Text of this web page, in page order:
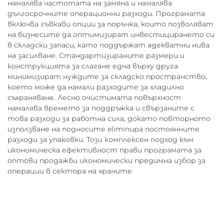
намалява частотата на замяна и намалява
дългосрочните операционни разходи. Програмата
включва гъвкави опции за поръчка, които позволяват
на бизнесите да оптимизират инвестицирането си
в складски запаси, като поддържат адекватни нива
на засилване. Стандартизираните размери и
конструкцията за слагане една върху друга
минимизират нуждите за складско пространство,
което може да намали разходите за хладилно
съхраняване. Лесно очистимата повърхност
намалява времето за поддръжка и свързаните с
това разходи за работна сила, докато повторното
използване на подносите eliminира постоянните
разходи за упаковки. Този комплексен подход към
икономическа ефективност прави програмата за
оптови продажби икономически предимна избор за
операции в сектора на храните.